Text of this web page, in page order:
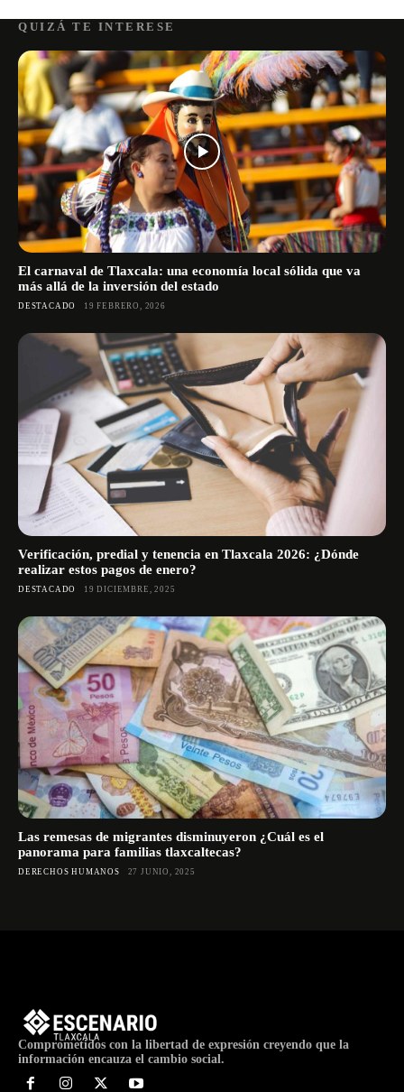
QUIZÁ TE INTERESE
El carnaval de Tlaxcala: una economía local sólida que va
más allá de la inversión del estado
DESTACADO 19 FEBRERO, 2026
Verificación, predial y tenencia en Tlaxcala 2026: ¿Dónde
realizar estos pagos de enero?
DESTACADO 19 DICIEMBRE, 2025
Las remesas de migrantes disminuyeron ¿Cuál es el
panorama para familias tlaxcaltecas?
DERECHOS HUMANOS 27 JUNIO, 2025
Comprometidos con la libertad de expresión creyendo que la
información encauza el cambio social.